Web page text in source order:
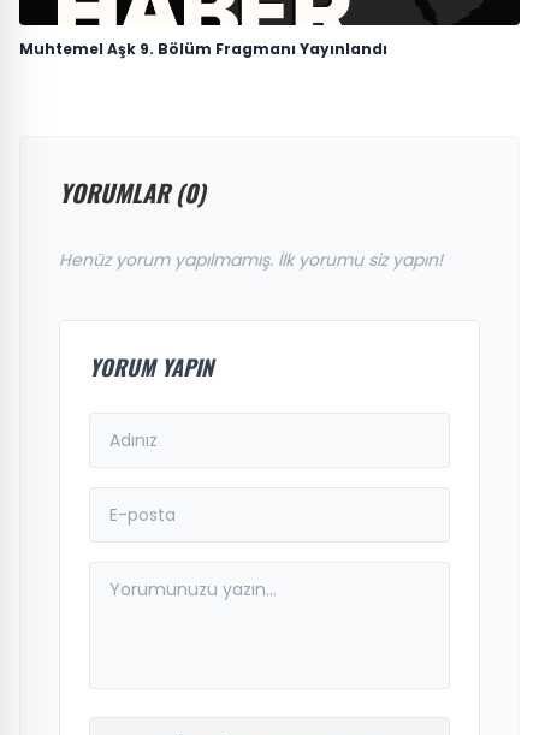
Muhtemel Aşk 9. Bölüm Fragmanı Yayınlandı
YORUMLAR (0)
Henüz yorum yapılmamış. İlk yorumu siz yapın!
YORUM YAPIN